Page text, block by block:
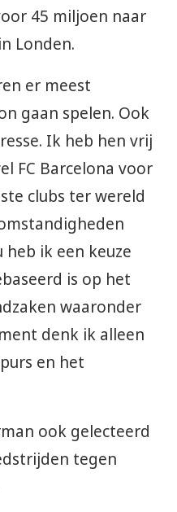
45 miljoen naar
Londen.
er meest
gaan spelen. Ook
Ik heb hen vrij
FC Barcelona voor
clubs ter wereld
heb ik een keuze
is op het
waaronder
denk ik alleen
en het
ook gelecteerd
tegen